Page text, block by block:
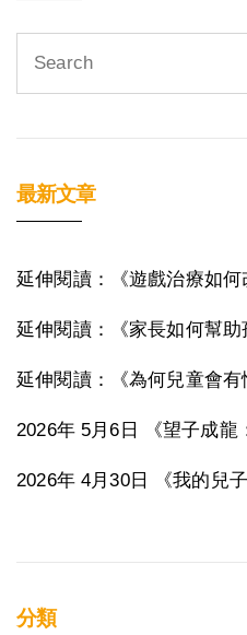
最新文章
延伸閱讀：《遊戲治療如何
延伸閱讀：《家長如何幫助
延伸閱讀：《為何兒童會有
2026年 5月6日 《望子成龍
2026年 4月30日 《我的兒
分類